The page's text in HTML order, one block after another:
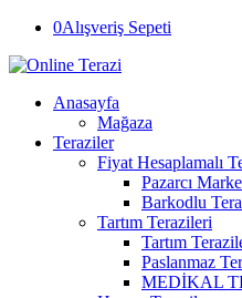
0Alışveriş Sepeti
Anasayfa
Mağaza
Teraziler
Fiyat Hesaplamalı
Pazarcı
Barkodlu
Tartım Terazileri
Tartım
Paslanmaz
MEDİKAL